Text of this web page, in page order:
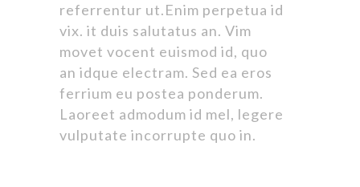
referrentur ut.Enim perpetua id
vix. it duis salutatus an. Vim
movet vocent euismod id, quo
an idque electram. Sed ea eros
ferrium eu postea ponderum.
Laoreet admodum id mel, legere
vulputate incorrupte quo in.